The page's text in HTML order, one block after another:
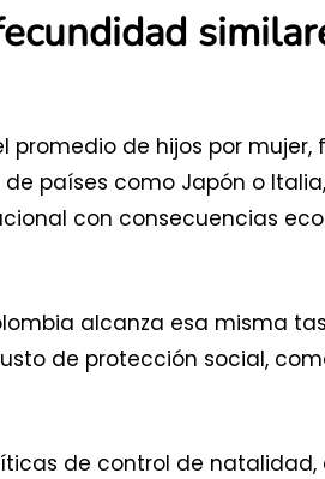
de hijos por mujer,
países como Japón o
con consecuencias
alcanza esa misma
de protección social,
de control de